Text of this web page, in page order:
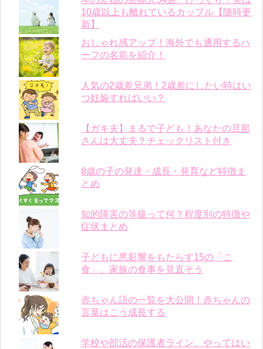
10歳以上も離れているカップル【随時更
新】
おしゃれ感アップ！海外でも通用するハ
ーフの名前を紹介！
人気の2歳差兄弟！2歳差にしたい時はい
つ妊娠すればいい？
【ガキ夫】まるで子ども！あなたの旦那
さんは大丈夫？チェックリスト付き
8歳の子の発達・成長・発育など特徴ま
とめ
知的障害の等級って何？程度別の特徴や
症状まとめ
子どもに悪影響をもたらす15の「こ
食」。家族の食事を見直そう
赤ちゃん語の一覧を大公開！赤ちゃんの
言葉はこう成長する
学校や部活の保護者ライン、やってはい